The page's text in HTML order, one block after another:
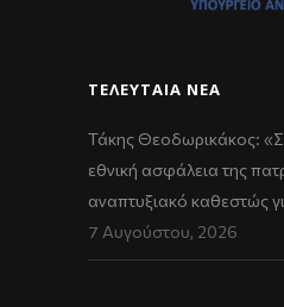
ΤΕΛΕΥΤΑΊΑ ΝΈΑ
Τάκης Θεοδωρικάκος:
εθνική ασφάλεια της
αναπτυξιακό καθεστώς
7 Αυγούστου, 2026